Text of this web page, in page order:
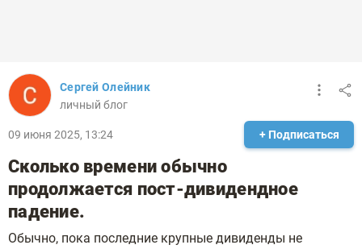
Сергей Олейник
личный блог
09 июня 2025, 13:24 + Подписаться
Сколько времени обычно
продолжается пост-дивидендное
падение.
Обычно, пока последние крупные дивиденды не